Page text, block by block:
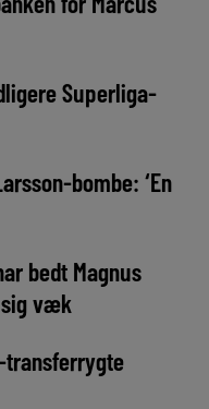
Superliga-
bombe: ‘En
bedt Magnus
væk